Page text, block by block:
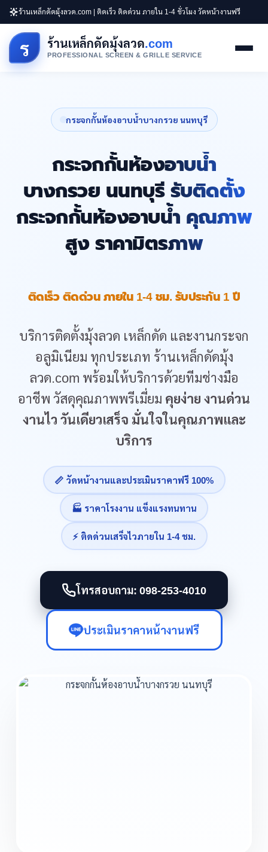
ร้านเหล็กดัดมุ้งลวด.com | ติดเร็ว ติดด่วน ภายใน 1-4 ชั่วโมง วัดหน้างานฟรี
ร ร้านเหล็กดัดมุ้งลวด.com
PROFESSIONAL SCREEN & GRILLE SERVICE
กระจกกั้นห้องอาบน้ำบางกรวย นนทบุรี
กระจกกั้นห้องอาบน้ำ
บางกรวย นนทบุรี รับติดตั้ง
กระจกกั้นห้องอาบน้ำ คุณภาพ
สูง ราคามิตรภาพ
ติดเร็ว ติดด่วน ภายใน 1-4 ชม. รับประกัน 1 ปี
บริการติดตั้งมุ้งลวด เหล็กดัด และงานกระจก
อลูมิเนียม ทุกประเภท ร้านเหล็กดัดมุ้ง
ลวด.com พร้อมให้บริการด้วยทีมช่างมือ
อาชีพ วัสดุคุณภาพพรีเมี่ยม คุยง่าย งานด่วน
งานไว วันเดียวเสร็จ มั่นใจในคุณภาพและ
บริการ
📏 วัดหน้างานและประเมินราคาฟรี 100%
🏭 ราคาโรงงาน แข็งแรงทนทาน
⚡ ติดด่วนเสร็จไวภายใน 1-4 ชม.
โทรสอบถาม: 098-253-4010
ประเมินราคาหน้างานฟรี